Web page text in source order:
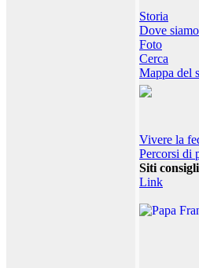
Storia
Dove siamo
Foto
Cerca
Mappa del
Vivere la
Percorsi di
Siti
Link